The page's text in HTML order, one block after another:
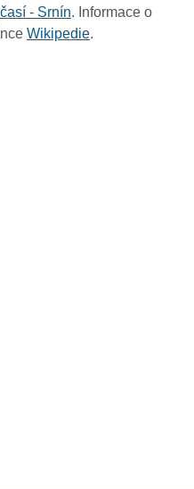
- Srnín. Informace o
Wikipedie.